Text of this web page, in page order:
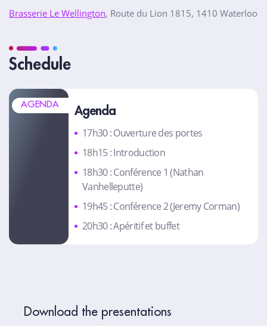
Brasserie Le Wellington, Route du Lion 1815, 1410 Waterloo
Schedule
AGENDA
Agenda
17h30 : Ouverture des portes
18h15 : Introduction
18h30 : Conférence 1 (Nathan
Vanhelleputte)
19h45 : Conférence 2 (Jeremy Corman)
20h30 : Apéritif et buffet
Download the presentations